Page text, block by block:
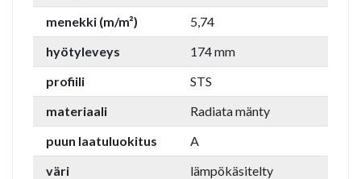
menekki (m/m²)
5,74
hyötyleveys
174 mm
profiili
STS
materiaali
Radiata mänty
puun laatuluokitus
A
väri
lämpökäsitelty